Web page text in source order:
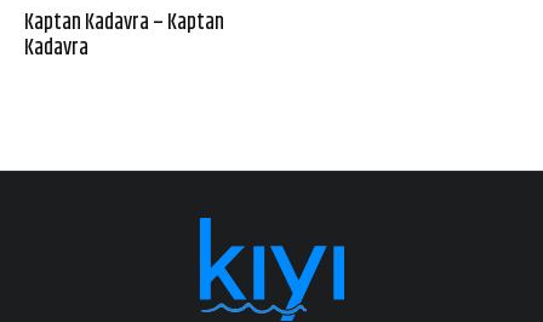
Kaptan Kadavra – Kaptan
Kadavra